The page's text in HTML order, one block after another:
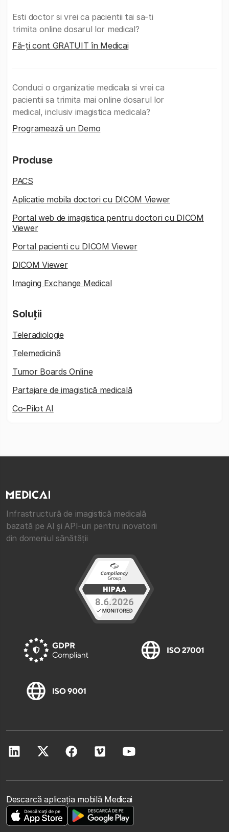
Esti doctor si vrei ca pacientii tai sa-ti
trimita online dosarul lor medical?
Fă-ți cont GRATUIT în Medicai
Conduci o organizatie medicala si vrei ca
pacientii sa trimita mai online dosarul lor
medical, inclusiv imagistica medicala?
Programează un Demo
Produse
PACS
Aplicatie mobila doctori cu DICOM Viewer
Portal web de imagistica pentru doctori cu DICOM
Viewer
Portal pacienti cu DICOM Viewer
DICOM Viewer
Imaging Exchange Medical
Soluții
Teleradiologie
Telemedicină
Tumor Boards Online
Partajare de imagistică medicală
Co-Pilot AI
Infrastructură de imagistică medicală
bazată pe AI și API-uri pentru inovatorii
din domeniul sănătății
Descarcă aplicația mobilă Medicai